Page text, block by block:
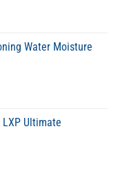
Water Moisture
LXP Ultimate